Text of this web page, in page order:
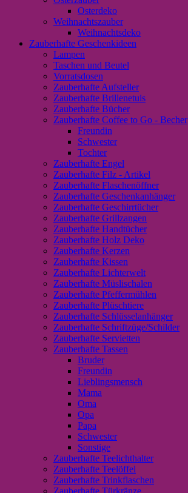
Osterdeko
Weihnachtszauber
Weihnachtsdeko
Zauberhafte Geschenkideen
Lampen
Taschen und Beutel
Vorratsdosen
Zauberhafte Aufsteller
Zauberhafte Brillenetuis
Zauberhafte Bücher
Zauberhafte Coffee to Go - Becher
Freundin
Schwester
Tochter
Zauberhafte Engel
Zauberhafte Filz - Artikel
Zauberhafte Flaschenöffner
Zauberhafte Geschenkanhänger
Zauberhafte Geschirrtücher
Zauberhafte Grillzangen
Zauberhafte Handtücher
Zauberhafte Holz Deko
Zauberhafte Kerzen
Zauberhafte Kissen
Zauberhafte Lichterwelt
Zauberhafte Müslischalen
Zauberhafte Pfeffermühlen
Zauberhafte Plüschtiere
Zauberhafte Schlüsselanhänger
Zauberhafte Schriftzüge/Schilder
Zauberhafte Servietten
Zauberhafte Tassen
Bruder
Freundin
Lieblingsmensch
Mama
Oma
Opa
Papa
Schwester
Sonstige
Zauberhafte Teelichthalter
Zauberhafte Teelöffel
Zauberhafte Trinkflaschen
Zauberhafte Türkränze